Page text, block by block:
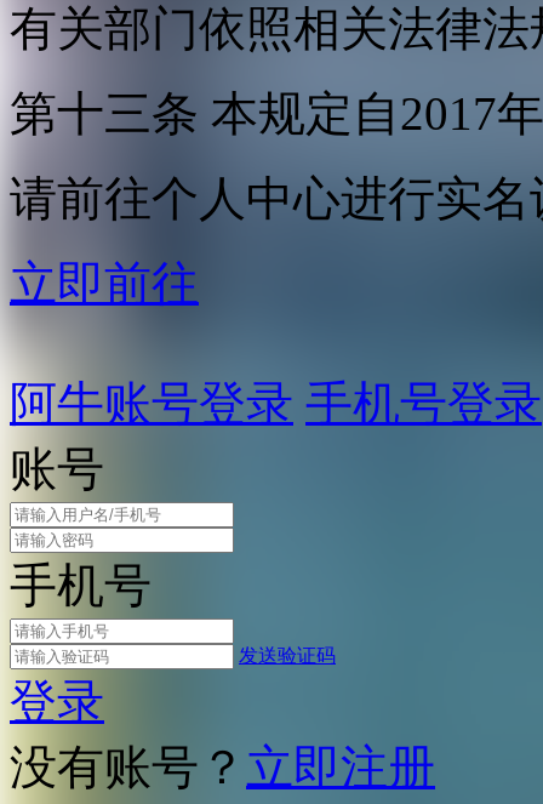
有关部门依照相关法律
第十三条 本规定自2017
请前往个人中心进行实名
立即前往
阿牛账号登录 手机号登录
账号
手机号
发送验证码
登录
没有账号？ 立即注册